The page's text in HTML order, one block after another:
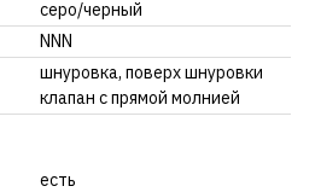
серо/черный
NNN
шнуровка, поверх шнуровки
клапан с прямой молнией
есть